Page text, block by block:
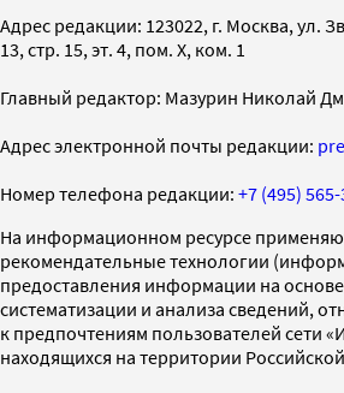
Адрес редакции: 123022, г. Москва, ул.
13, стр. 15, эт. 4, пом. X, ком. 1
Главный редактор: Мазурин Николай
Адрес электронной почты редакции:
Номер телефона редакции: +7 (495)
На информационном ресурсе
рекомендательные технологии
предоставления информации на
систематизации и анализа сведений,
к предпочтениям пользователей сети
находящихся на территории